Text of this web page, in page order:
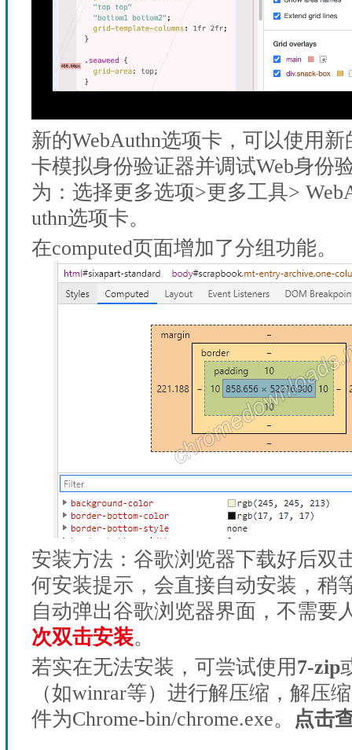
新的WebAuthn选项卡，可以使用新
卡模拟身份验证器并调试Web身份
为：选择更多选项>更多工具>
uthn选项卡。
在computed页面增加了分组功能。
安装方法：谷歌浏览器下载好后双
何安装提示，会直接自动安装，稍
自动弹出谷歌浏览器界面，不需要
次双击安装。
若实在无法安装，可尝试使用7-zip
（如winrar等）进行解压缩，解压
件为Chrome-bin/chrome.exe。
点击